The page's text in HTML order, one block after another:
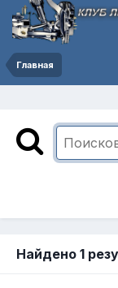
Главная
Найдено 1